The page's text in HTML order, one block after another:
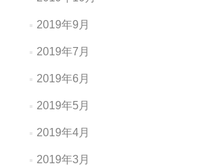
2019年9月
2019年7月
2019年6月
2019年5月
2019年4月
2019年3月